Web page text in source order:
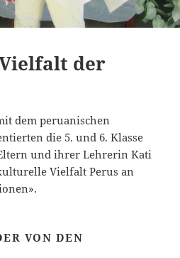
der
dem peruanischen
die 5. und 6. Klasse
und ihrer Lehrerin Kati
Vielfalt Perus an
VON DEN